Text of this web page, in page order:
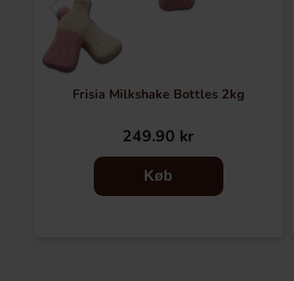
Frisia Milkshake Bottles 2kg
249.90 kr
Køb